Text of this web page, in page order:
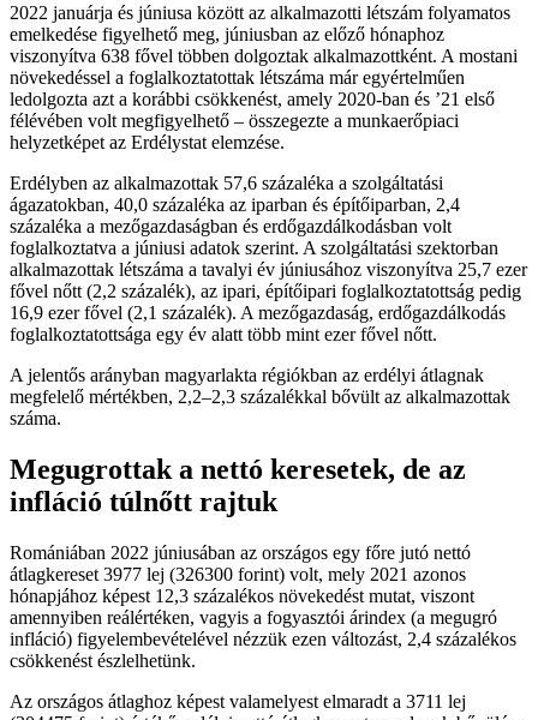
2022 januárja és júniusa között az alkalmazotti létszám folyamatos
emelkedése figyelhető meg, júniusban az előző hónaphoz
viszonyítva 638 fővel többen dolgoztak alkalmazottként. A mostani
növekedéssel a foglalkoztatottak létszáma már egyértelműen
ledolgozta azt a korábbi csökkenést, amely 2020-ban és ’21 első
félévében volt megfigyelhető – összegezte a munkaerőpiaci
helyzetképet az Erdélystat elemzése.
Erdélyben az alkalmazottak 57,6 százaléka a szolgáltatási
ágazatokban, 40,0 százaléka az iparban és építőiparban, 2,4
százaléka a mezőgazdaságban és erdőgazdálkodásban volt
foglalkoztatva a júniusi adatok szerint. A szolgáltatási szektorban
alkalmazottak létszáma a tavalyi év júniusához viszonyítva 25,7 ezer
fővel nőtt (2,2 százalék), az ipari, építőipari foglalkoztatottság pedig
16,9 ezer fővel (2,1 százalék). A mezőgazdaság, erdőgazdálkodás
foglalkoztatottsága egy év alatt több mint ezer fővel nőtt.
A jelentős arányban magyarlakta régiókban az erdélyi átlagnak
megfelelő mértékben, 2,2–2,3 százalékkal bővült az alkalmazottak
száma.
Megugrottak a nettó keresetek, de az
infláció túlnőtt rajtuk
Romániában 2022 júniusában az országos egy főre jutó nettó
átlagkereset 3977 lej (326300 forint) volt, mely 2021 azonos
hónapjához képest 12,3 százalékos növekedést mutat, viszont
amennyiben reálértéken, vagyis a fogyasztói árindex (a megugró
infláció) figyelembevételével nézzük ezen változást, 2,4 százalékos
csökkenést észlelhetünk.
Az országos átlaghoz képest valamelyest elmaradt a 3711 lej